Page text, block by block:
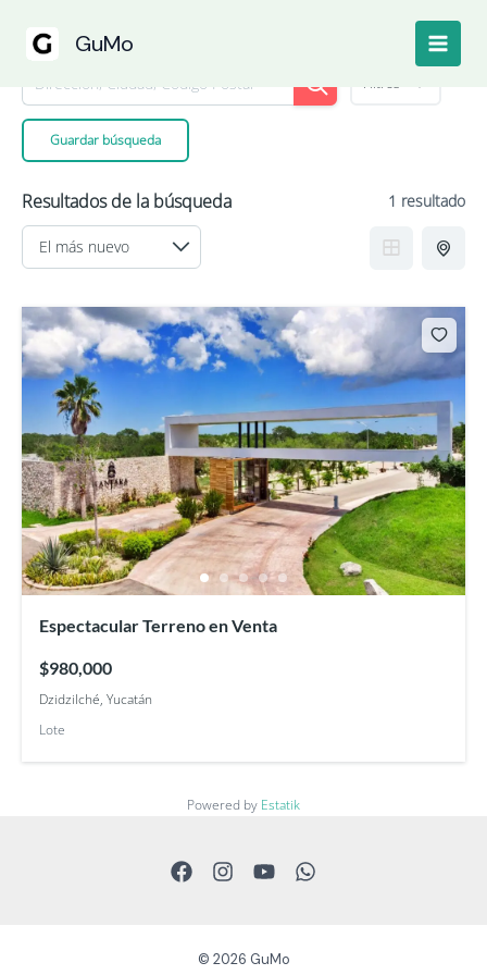
contenido
GuMo
Resultados de la búsqueda
Filtros
Guardar búsqueda
Resultados de la búsqueda 1 resultado
Espectacular Terreno en Venta
$980,000
Dzidzilché, Yucatán
Lote
Powered by Estatik
© 2026 GuMo